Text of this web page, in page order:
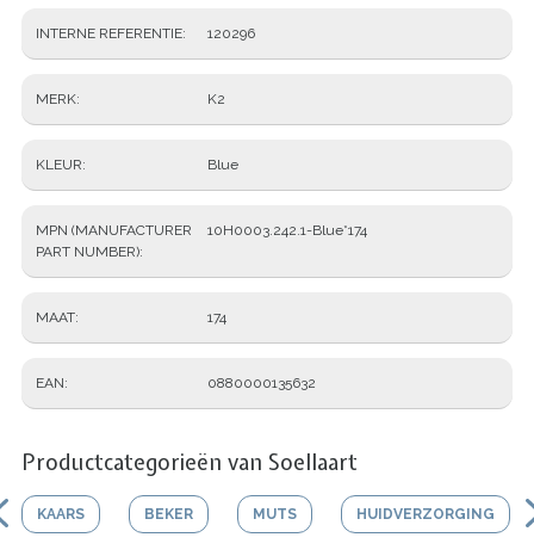
INTERNE REFERENTIE 120296
MERK K2
KLEUR Blue
MPN (MANUFACTURER
PART NUMBER)
10H0003.242.1-Blue*174
MAAT 174
EAN 0880000135632
Productcategorieën van Soellaart
KAARS BEKER MUTS HUIDVERZORGING